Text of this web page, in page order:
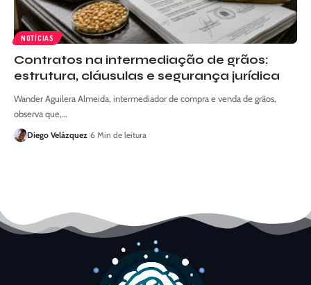
NOTÍCIAS
Contratos na intermediação de grãos:
estrutura, cláusulas e segurança jurídica
Wander Aguilera Almeida, intermediador de compra e venda de grãos,
observa que,…
Diego Velázquez 6 Min de leitura